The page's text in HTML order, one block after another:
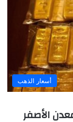
أسعار الذهب
الأصفر